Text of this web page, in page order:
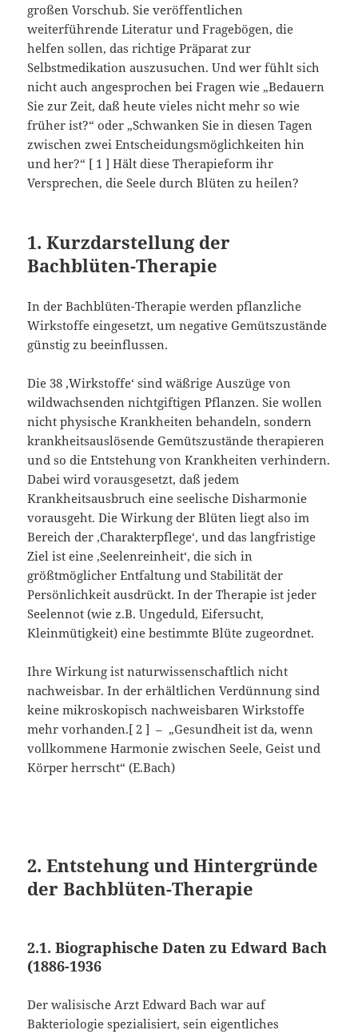
großen Vorschub. Sie veröffentlichen
weiterführende Literatur und Fragebögen, die
helfen sollen, das richtige Präparat zur
Selbstmedikation auszusuchen. Und wer fühlt sich
nicht auch angesprochen bei Fragen wie „Bedauern
Sie zur Zeit, daß heute vieles nicht mehr so wie
früher ist?“ oder „Schwanken Sie in diesen Tagen
zwischen zwei Entscheidungsmöglichkeiten hin
und her?“ [ 1 ] Hält diese Therapieform ihr
Versprechen, die Seele durch Blüten zu heilen?
1. Kurzdarstellung der
Bachblüten-Therapie
In der Bachblüten-Therapie werden pflanzliche
Wirkstoffe eingesetzt, um negative Gemütszustände
günstig zu beeinflussen.
Die 38 ‚Wirkstoffe‘ sind wäßrige Auszüge von
wildwachsenden nichtgiftigen Pflanzen. Sie wollen
nicht physische Krankheiten behandeln, sondern
krankheitsauslösende Gemütszustände therapieren
und so die Entstehung von Krankheiten verhindern.
Dabei wird vorausgesetzt, daß jedem
Krankheitsausbruch eine seelische Disharmonie
vorausgeht. Die Wirkung der Blüten liegt also im
Bereich der ‚Charakterpflege‘, und das langfristige
Ziel ist eine ‚Seelenreinheit‘, die sich in
größtmöglicher Entfaltung und Stabilität der
Persönlichkeit ausdrückt. In der Therapie ist jeder
Seelennot (wie z.B. Ungeduld, Eifersucht,
Kleinmütigkeit) eine bestimmte Blüte zugeordnet.
Ihre Wirkung ist naturwissenschaftlich nicht
nachweisbar. In der erhältlichen Verdünnung sind
keine mikroskopisch nachweisbaren Wirkstoffe
mehr vorhanden.[ 2 ] – „Gesundheit ist da, wenn
vollkommene Harmonie zwischen Seele, Geist und
Körper herrscht“ (E.Bach)
2. Entstehung und Hintergründe
der Bachblüten-Therapie
2.1. Biographische Daten zu Edward Bach
(1886-1936
Der walisische Arzt Edward Bach war auf
Bakteriologie spezialisiert, sein eigentliches